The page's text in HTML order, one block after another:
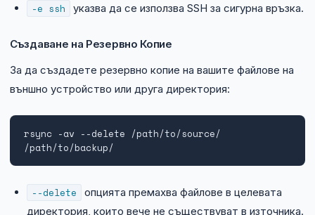
-e ssh указва да се използва SSH за сигурна връзка.
Създаване на Резервно Копие
За да създадете резервно копие на вашите файлове на
външно устройство или друга директория:
rsync -av --delete /path/to/source/
/path/to/backup/
--delete
опцията премахва файлове в целевата
директория, които вече не съществуват в източника.